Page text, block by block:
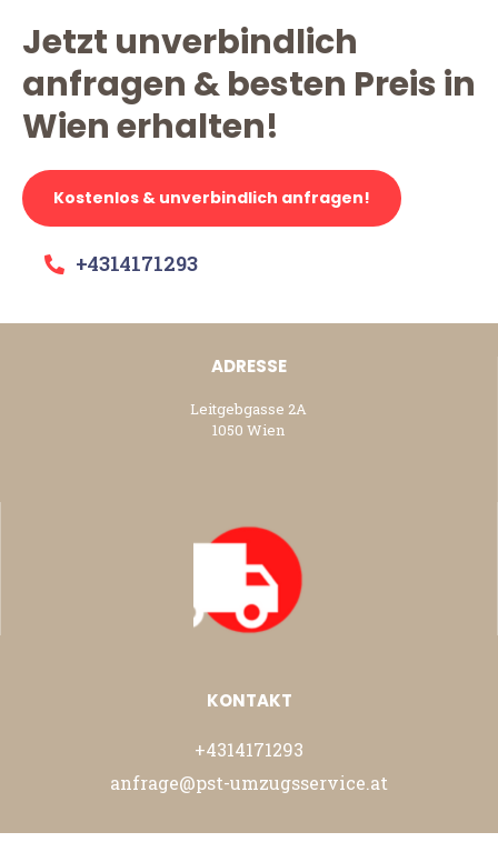
Jetzt unverbindlich
anfragen & besten Preis in
Wien erhalten!
Kostenlos & unverbindlich anfragen!
+4314171293
ADRESSE
Leitgebgasse 2A
1050 Wien
KONTAKT
+4314171293
anfrage@pst-umzugsservice.at